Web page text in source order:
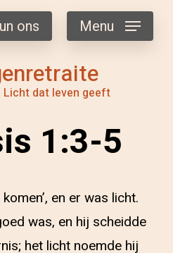
Licht dat leven geeft
ons Menu
1:3-5
en er was licht.
was, en hij scheidde
het licht noemde hij